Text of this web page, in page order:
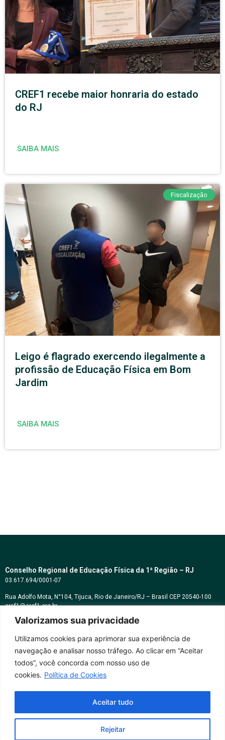
Valorizamos sua privacidade
Utilizamos cookies para aprimorar sua experiência de
navegação e analisar nosso tráfego. Ao clicar em “Aceitar
todos”, você concorda com nosso uso de
cookies. Política de Cookies
Rejeitar
Aceitar tudo
CREF1 recebe maior honraria do estado
do RJ
SAIBA MAIS
Fiscalização
Leigo é flagrado exercendo ilegalmente a
profissão de Educação Física em Bom
Jardim
SAIBA MAIS
Conselho Regional de Educação Física da 1ª Região – RJ
03.617.694/0001-07
Rua Adolfo Mota, N°104, Tijuca, Rio de Janeiro/RJ – Brasil CEP 20540-100
cref1@cref1.org.br
Assessoria de comunicação:
Horários de atendimento:
Whatsapp: (21) 2569-2398